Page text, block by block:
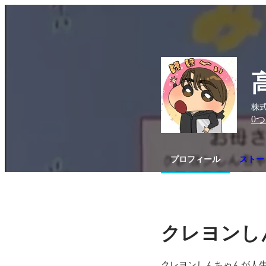
株
0
プロフィール スト
クレヨン